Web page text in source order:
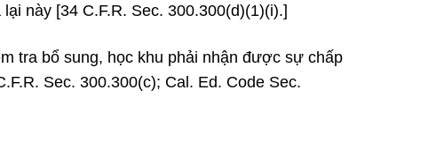
này [34 C.F.R. Sec. 300.300(d)(1)(i).]
tra bổ sung, học khu phải nhận được sự chấp
Sec. 300.300(c); Cal. Ed. Code Sec.